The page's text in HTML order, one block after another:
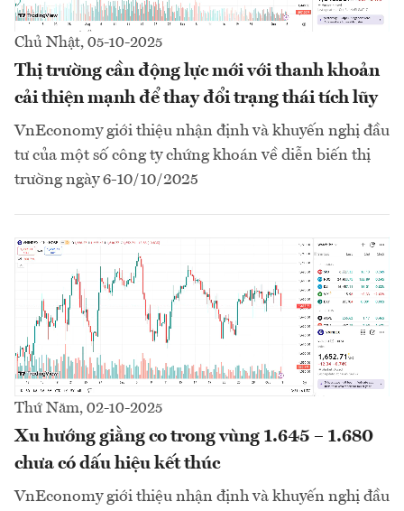
Chủ Nhật, 05-10-2025
Thị trường cần động lực mới với thanh khoản
cải thiện mạnh để thay đổi trạng thái tích lũy
VnEconomy giới thiệu nhận định và khuyến nghị đầu
tư của một số công ty chứng khoán về diễn biến thị
trường ngày 6-10/10/2025
Thứ Năm, 02-10-2025
Xu hướng giằng co trong vùng 1.645 – 1.680
chưa có dấu hiệu kết thúc
VnEconomy giới thiệu nhận định và khuyến nghị đầu